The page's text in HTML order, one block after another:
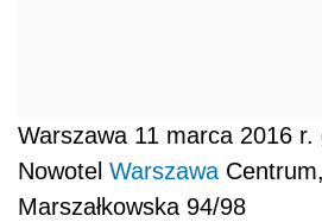
Warszawa 11 marca 2016 r.
Nowotel Warszawa
Marszałkowska 94/98